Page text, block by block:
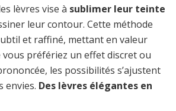
lèvres vise à sublimer leur teinte
leur contour. Cette méthode
et raffiné, mettant en valeur
préfériez un effet discret ou
les possibilités s’ajustent
envies. Des lèvres élégantes en